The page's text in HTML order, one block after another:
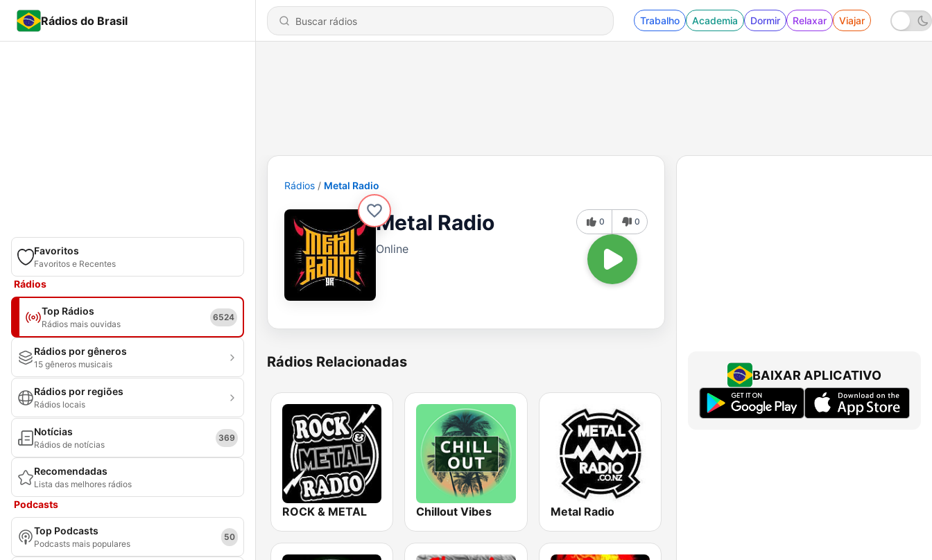
Rádios do Brasil Trabalho Academia Dormir Relaxar Viajar
Favoritos
Favoritos e Recentes
Rádios
Top Rádios
Rádios mais ouvidas
6524
Rádios por gêneros
15 gêneros musicais
Rádios por regiões
Rádios locais
Notícias
Rádios de notícias
369
Recomendadas
Lista das melhores rádios
Podcasts
Top Podcasts
Podcasts mais populares
50
Rádios Metal Radio
Metal Radio
Online
0 0
Rádios Relacionadas
ROCK & METAL Chillout Vibes Metal Radio
BAIXAR APLICATIVO